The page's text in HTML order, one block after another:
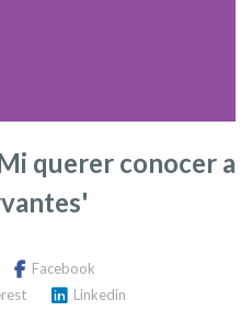
querer conocer a
Facebook
Linkedin